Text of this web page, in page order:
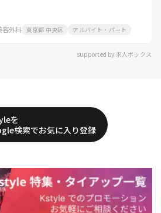
容外科 東京都 中央区 アルバイト・パート
supported by 求人ボックス
を
検索でお気に入り登録